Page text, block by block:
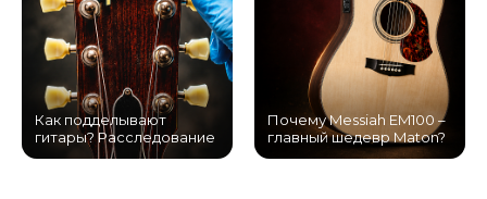
Как подделывают
гитары? Расследование
Почему Messiah EM100 –
главный шедевр Maton?